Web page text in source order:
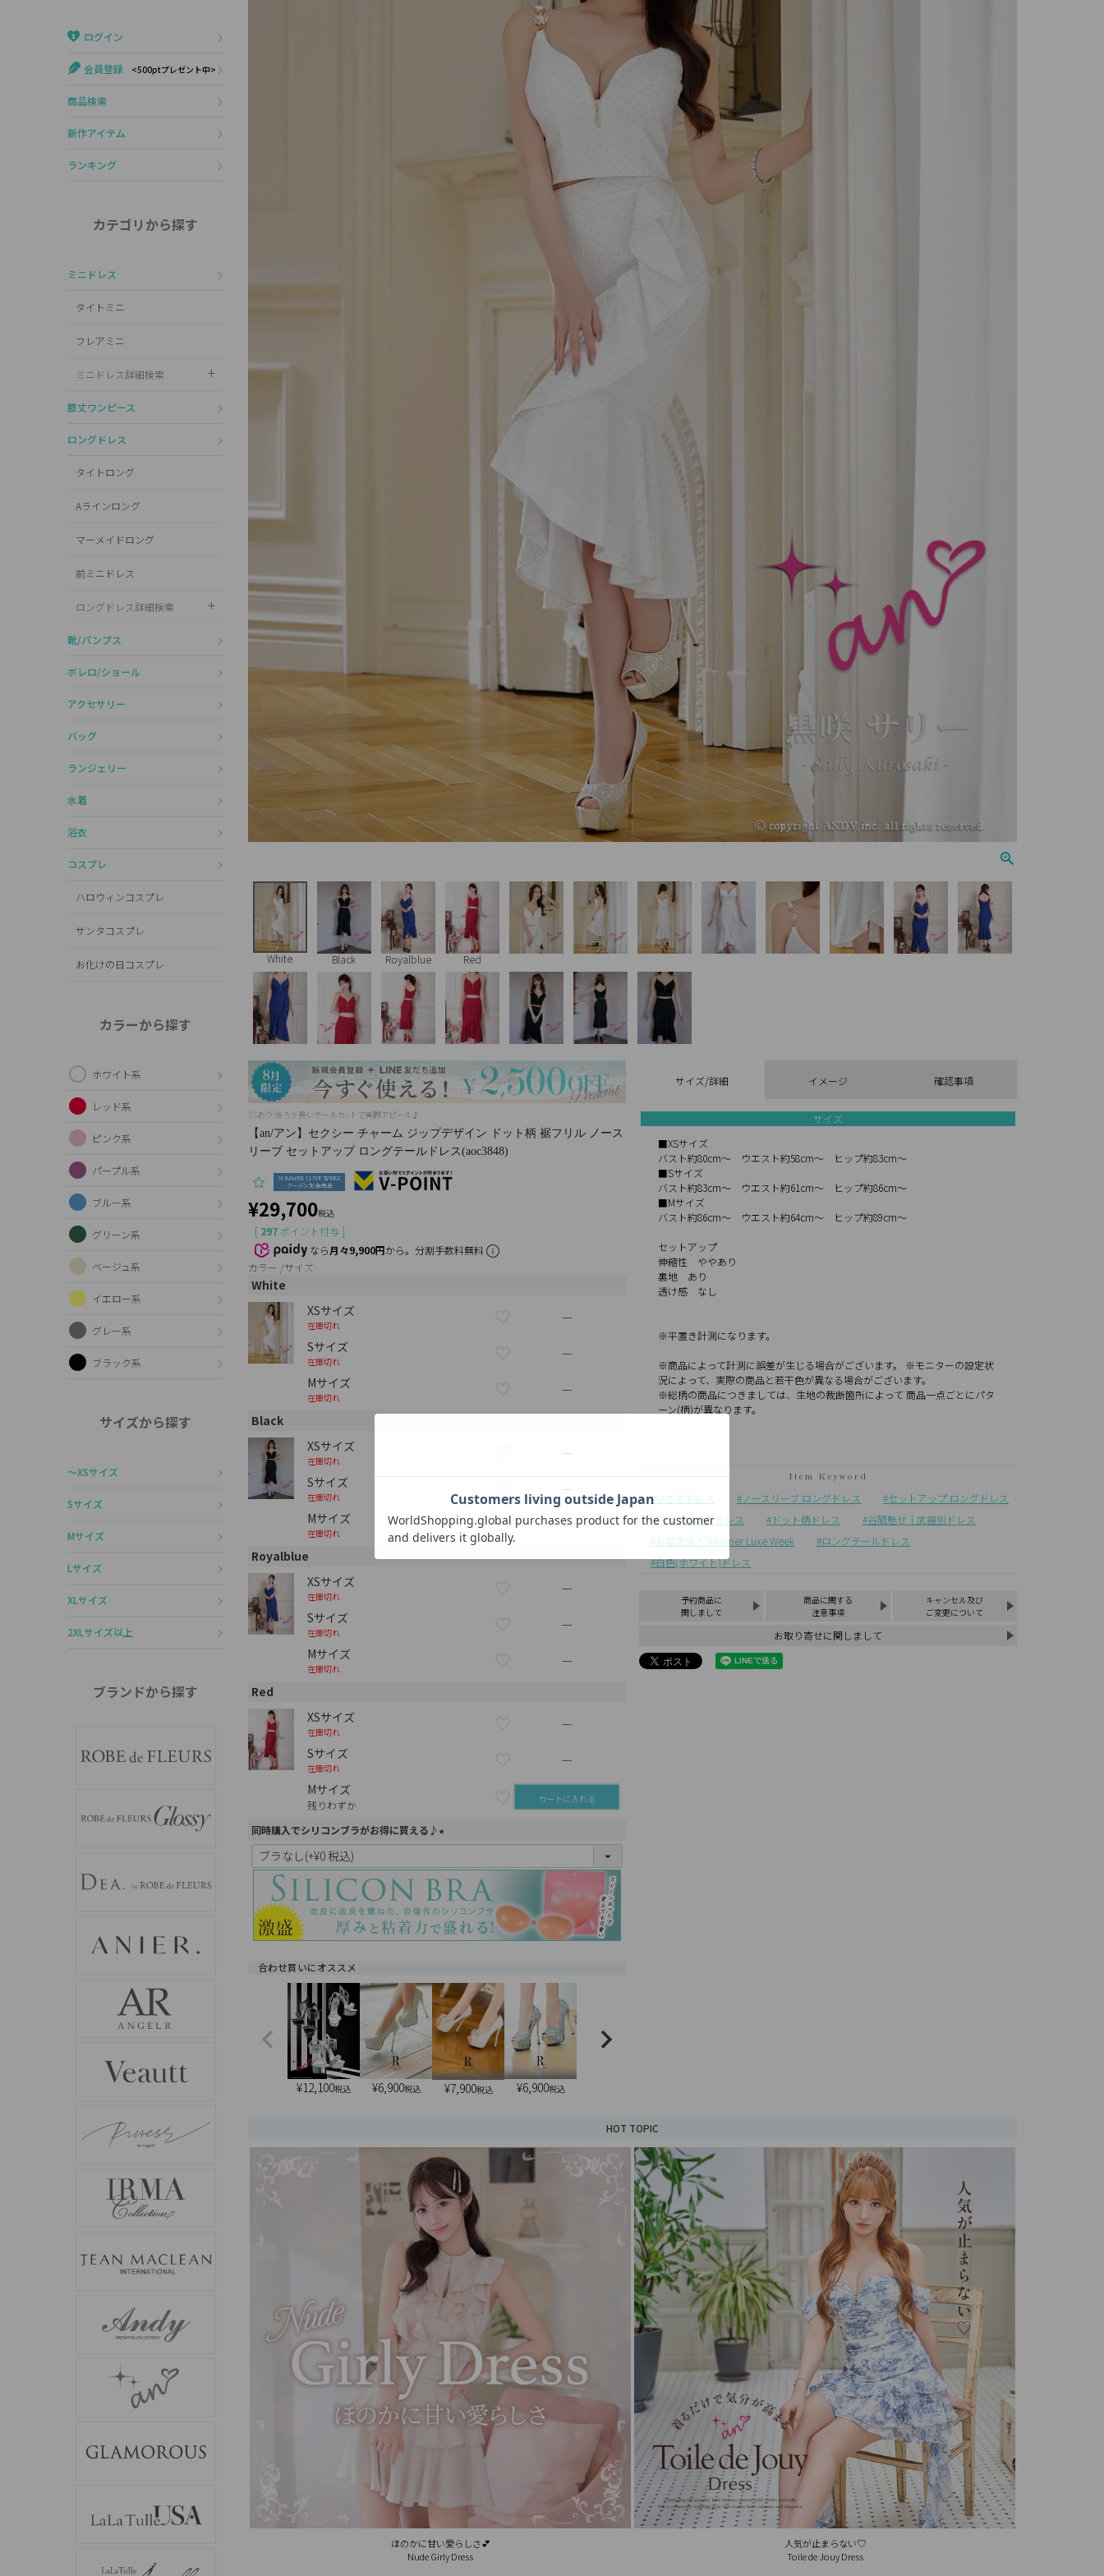
GLAMOROUS
ログイン
会員登録 <500ptプレゼント中>
商品検索
新作アイテム
ランキング
カテゴリから探す
ミニドレス
タイトミニ
フレアミニ
ミニドレス詳細検索
膝丈ワンピース
ロングドレス
タイトロング
Aラインロング
マーメイドロング
前ミニドレス
ロングドレス詳細検索
靴/パンプス
ボレロ/ショール
アクセサリー
バッグ
ランジェリー
水着
浴衣
コスプレ
ハロウィンコスプレ
サンタコスプレ
お化けの日コスプレ
カラーから探す
ホワイト系
レッド系
ピンク系
パープル系
ブルー系
グリーン系
ベージュ系
イエロー系
グレー系
ブラック系
サイズから探す
〜XSサイズ
Sサイズ
Mサイズ
Lサイズ
XLサイズ
2XLサイズ以上
ブランドから探す
White Black Royalblue Red
XSあり!後ろが長いテールカットで美脚アピール♪
【an/アン】セクシー チャーム ジップデザイン ドット柄 裾フリル ノース
リーブ セットアップ ロングテールドレス(aoc3848)
¥29,700税込
[ 297 ポイント付与 ]
なら月々9,900円から。分割手数料無料
カラー サイズ
White
XSサイズ
在庫切れ
—
Sサイズ
在庫切れ
—
Mサイズ
在庫切れ
—
Black
XSサイズ
在庫切れ
—
Sサイズ
在庫切れ
—
Mサイズ
在庫切れ
—
Royalblue
XSサイズ
在庫切れ
—
Sサイズ
在庫切れ
—
Mサイズ
在庫切れ
—
Red
XSサイズ
在庫切れ
—
Sサイズ
在庫切れ
—
Mサイズ
残りわずか カートに入れる
同時購入でシリコンブラがお得に買える♪
(
須
)
合わせ買いにオススメ
¥12,100税込 ¥6,900税込 ¥7,900税込 ¥6,900税込
サイズ/詳細 イメージ 確認事項
サイズ
■XSサイズ
バスト約80cm～ ウエスト約58cm～ ヒップ約83cm～
■Sサイズ
バスト約83cm～ ウエスト約61cm～ ヒップ約86cm～
■Mサイズ
バスト約86cm～ ウエスト約64cm～ ヒップ約89cm～
セットアップ
伸縮性 ややあり
裏地 あり
透け感 なし
※平置き計測になります。
※商品によって計測に誤差が生じる場合がございます。 ※モニターの設定状
況によって、実際の商品と若干色が異なる場合がございます。
※総柄の商品につきましては、生地の裁断箇所によって 商品一点ごとにパタ
ーン(柄)が異なります。
ひざ丈ドレス ノースリーブ ロングドレス
セットアップ ロングドレス
ジップロングドレス
ドット柄ドレス
谷間魅せ｜武器別ドレス
お盆直前！Summer Luxe Week
ロングテールドレス
白色(ホワイト)ドレス
予約商品に
関しまして
商品に関する
注意事項
キャンセル及び
ご変更について
お取り寄せに関しまして
HOT TOPIC
ほのかに甘い愛らしさ💕
Nude Girly Dress
人気が止まらない♡
Toile de Jouy Dress